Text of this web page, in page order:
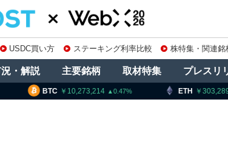
USDC買い方 ステーキング利率比較 株特集・関連銘
・解説 主要銘柄 取材特集 プレスリ
10,273,214 0.47 303,289.0 0.81